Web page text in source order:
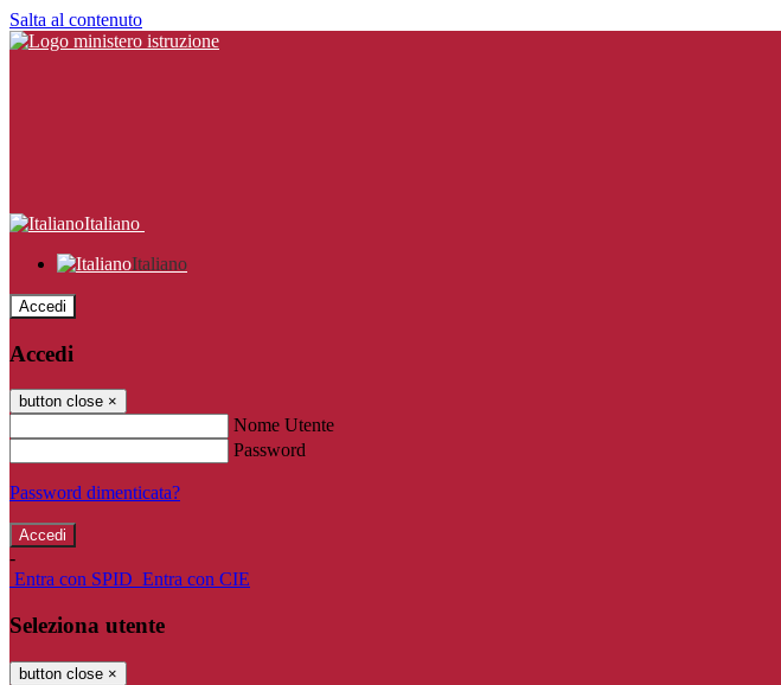
Salta al contenuto
Italiano
Italiano
Accedi
Accedi
button close ×
Nome Utente
Password
Password dimenticata?
-
Entra con SPID Entra con CIE
Seleziona utente
button close ×